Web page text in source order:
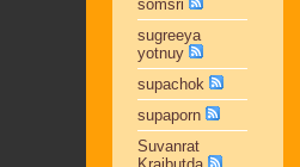
somsri
sugreeya
yotnuy
supachok
supaporn
Suvanrat